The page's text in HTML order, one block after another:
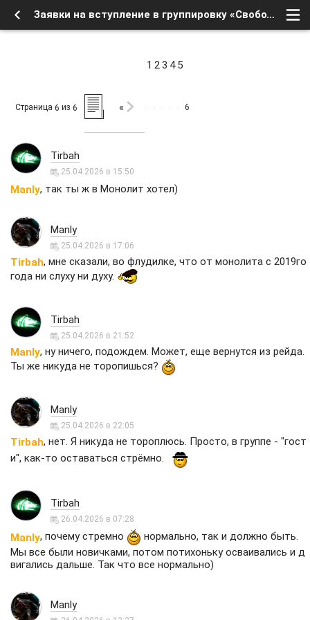
Заявки на вступление в группировку «Свобода» - Страница 6 - Форум
Страница 6 из 6 «
1 23 4 5
6
Tirbah
25.04.2026 в 15:50
Manly, так ты ж в Монолит хотел)
Manly
25.04.2026 в 17:06
Tirbah, мне сказали, во флудилке, что от монолита с 2019го
года ни слуху ни духу.
Tirbah
25.04.2026 в 21:52
Manly, ну ничего, подождем. Может, еще вернутся из рейда.
Ты же никуда не торопишься?
Manly
25.04.2026 в 22:05
Tirbah, нет. Я никуда не тороплюсь. Просто, в группе - "гост
и", как-то оставаться стрёмно.
Tirbah
26.04.2026 в 07:28
Manly, почему стремно
нормально, так и должно быть.
Мы все были новичками, потом потихоньку осваивались и д
вигались дальше. Так что все нормально)
Manly